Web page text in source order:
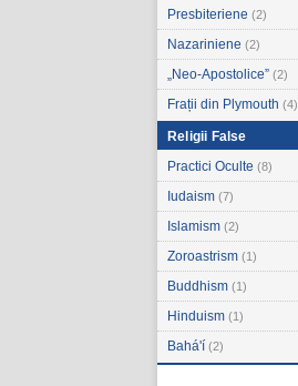
Presbiteriene (2)
Nazariniene (2)
„Neo-Apostolice” (2)
Frații din Plymouth (4)
Religii False
Practici Oculte (8)
Iudaism (7)
Islamism (2)
Zoroastrism (1)
Buddhism (1)
Hinduism (1)
Bahá'í (2)